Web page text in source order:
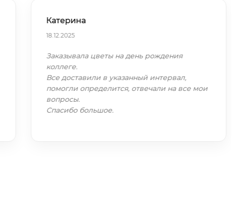
Катерина
18.12.2025
Заказывала цветы на день рождения
коллеге.
Все доставили в указанный интервал,
помогли определится, отвечали на все мои
вопросы.
Спасибо большое.